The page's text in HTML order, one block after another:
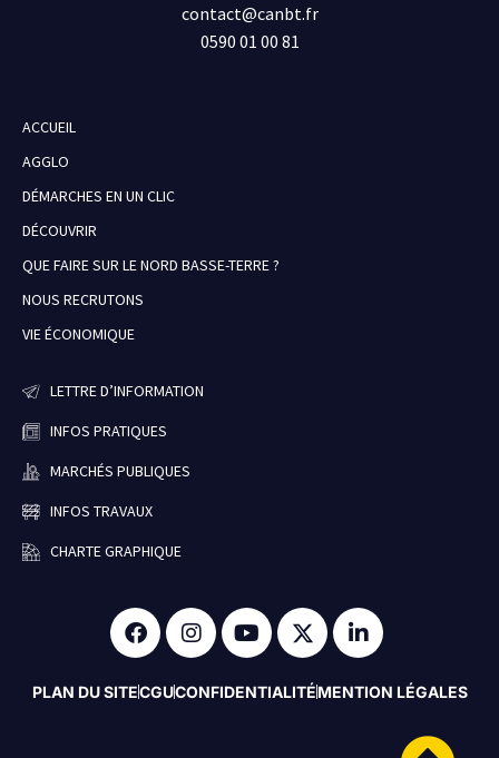
contact@canbt.fr
0590 01 00 81
ACCUEIL
AGGLO
DÉMARCHES EN UN CLIC
DÉCOUVRIR
QUE FAIRE SUR LE NORD BASSE-TERRE ?
NOUS RECRUTONS
VIE ÉCONOMIQUE
LETTRE D’INFORMATION
INFOS PRATIQUES
MARCHÉS PUBLIQUES
INFOS TRAVAUX
CHARTE GRAPHIQUE
PLAN DU SITECGUCONFIDENTIALITÉMENTION LÉGALES